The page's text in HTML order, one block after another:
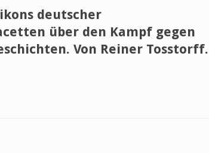
deutscher
über den Kampf gegen
Von Reiner Tosstorff.